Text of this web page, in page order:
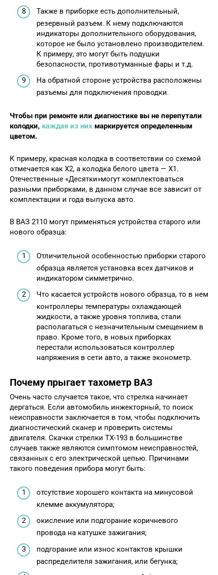
Также в приборке есть дополнительный,
резервный разъем. К нему подключаются
индикаторы дополнительного оборудования,
которое не было установлено производителем.
К примеру, это могут быть подушки
безопасности, противотуманные фары и т.д.
На обратной стороне устройства расположены
разъемы для подключения проводки.
Чтобы при ремонте или диагностике вы не перепутали
колодки, каждая из них маркируется определенным
цветом.
К примеру, красная колодка в соответствии со схемой
отмечается как Х2, а колодка белого цвета — Х1.
Отечественные «Десятки»могут комплектоваться
разными приборками, в данном случае все зависит от
комплектации и года выпуска авто.
В ВАЗ 2110 могут применяться устройства старого или
нового образца:
Отличительной особенностью приборки старого
образца является установка всех датчиков и
индикатором симметрично.
Что касается устройств нового образца, то в нем
контроллеры температуры охлаждающей
жидкости, а также уровня топлива, стали
располагаться с незначительным смещением в
право. Кроме того, в новых приборках
перестали использоваться контроллер
напряжения в сети авто, а также эконометр.
Почему прыгает тахометр ВАЗ
Очень часто случается такое, что стрелка начинает
дергаться. Если автомобиль инжекторный, то поиск
неисправности заключается в том, чтобы подключить
диагностический сканер и проверить системы
двигателя. Скачки стрелки ТХ-193 в большинстве
случаев также являются симптомом неисправностей,
связанных с его электрической цепью. Причинами
такого поведения прибора могут быть:
отсутствие хорошего контакта на минусовой
клемме аккумулятора;
окисление или подгорание коричневого
провода на катушке зажигания;
подгорание или износ контактов крышки
распределителя зажигания, или бегунка;